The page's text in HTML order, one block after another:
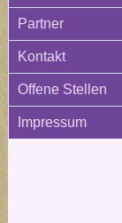
Partner
Kontakt
Offene Stellen
Impressum